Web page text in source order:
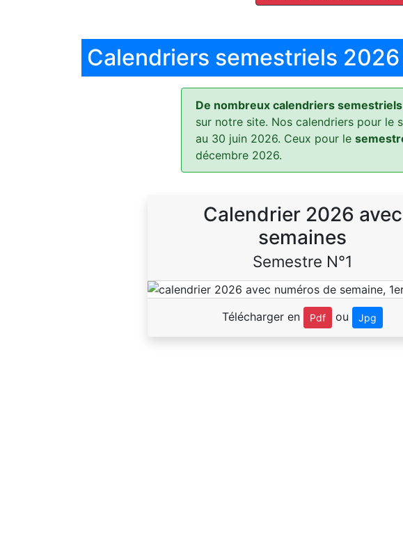
Calendriers semestriels
De nombreux calendriers
sur notre site. Nos calendriers pour le
au 30 juin 2026. Ceux pour le
décembre 2026.
Calendrier 2026 avec
semaines
Semestre N°1
Télécharger en Pdf ou Jpg